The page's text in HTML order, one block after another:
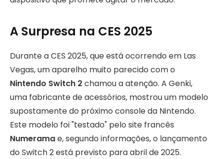
A Surpresa na CES 2025
Durante a CES 2025, que está ocorrendo em Las
Vegas, um aparelho muito parecido com o
Nintendo Switch 2 chamou a atenção. A Genki,
uma fabricante de acessórios, mostrou um modelo
supostamente do próximo console da Nintendo.
Este modelo foi "testado" pelo site francês
Numeramae, segundo informações, o lançamento
do Switch 2 está previsto para abril de 2025.